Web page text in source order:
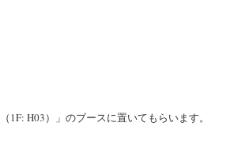
（1F: H03）」のブースに置いてもらいます。